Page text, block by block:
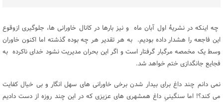
چه اینکه در نشریۀ اول آبان ماه و نیز بارها در کانال خاورانی ها، جلوگیری ازوقوع
این فاجعه را هشدار داده بودیم. به هر تقدیر هر چه بوده گذشته اما اکنون خاوران
وسط یک مخمصه مرگبار گرفتار است و اگر این بحران مدیریت نشود خدای ناکرده به
فجایع جانگدازی ختم خواهد شد.
نمی دانم چند داغ برای بیدار شدن برخی خاورانی های سهل انگار و بی خیال کفایت
می کند؟! اما سنگینیِ داغ همشهری های عزیزی که در این چند روزه از دست دادیم